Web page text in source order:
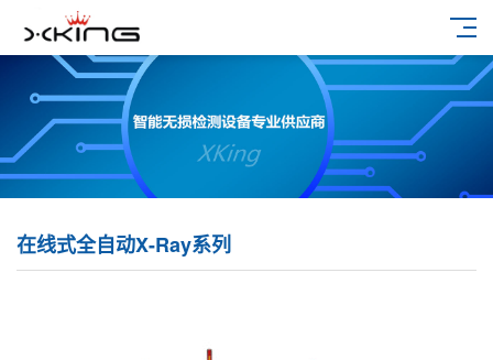
在线式全自动X-Ray系列